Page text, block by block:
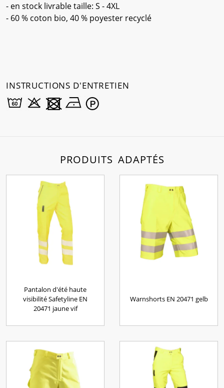
- en stock livrable taille: S - 4XL
- 60 % coton bio, 40 % poyester recyclé
INSTRUCTIONS D'ENTRETIEN
PRODUITS ADAPTÉS
Pantalon d'été haute
visibilité Safetyline EN
20471 jaune vif
Warnshorts EN 20471 gelb